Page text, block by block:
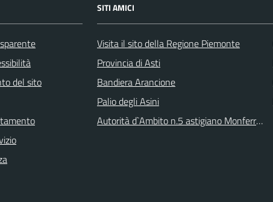
del sito
SITI AMICI
Visita il sito della Regione Piemonte
Provincia di Asti
Bandiera Arancione
Palio degli Asini
Autorità d`Ambito n.5 astigiano Monferrato